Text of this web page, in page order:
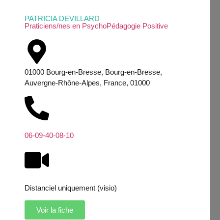
PATRICIA DEVILLARD
Praticiens/nes en PsychoPédagogie Positive
01000 Bourg-en-Bresse, Bourg-en-Bresse,
Auvergne-Rhône-Alpes, France, 01000
06-09-40-08-10
Distanciel uniquement (visio)
Voir la fiche